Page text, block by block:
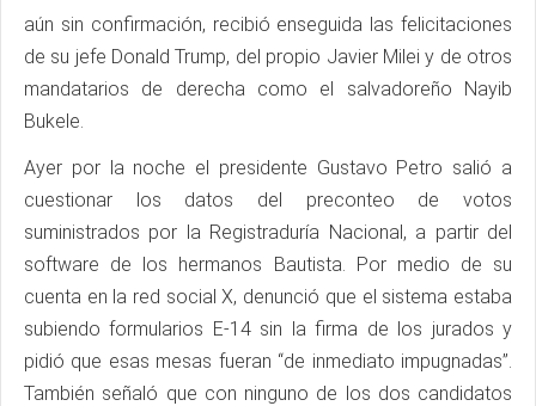
aún sin confirmación, recibió enseguida las felicitaciones
de su jefe Donald Trump, del propio Javier Milei y de otros
mandatarios de derecha como el salvadoreño Nayib
Bukele.
Ayer por la noche el presidente Gustavo Petro salió a
cuestionar los datos del preconteo de votos
suministrados por la Registraduría Nacional, a partir del
software de los hermanos Bautista. Por medio de su
cuenta en la red social X, denunció que el sistema estaba
subiendo formularios E-14 sin la firma de los jurados y
pidió que esas mesas fueran “de inmediato impugnadas”.
También señaló que con ninguno de los dos candidatos